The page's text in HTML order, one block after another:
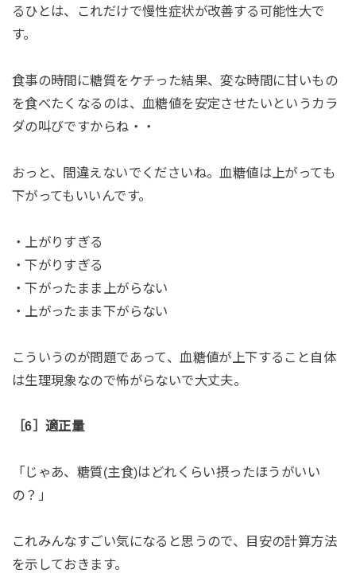
るひとは、これだけで慢性症状が改善する可能性大で
す。
食事の時間に糖質をケチった結果、変な時間に甘いもの
を食べたくなるのは、血糖値を安定させたいというカラ
ダの叫びですからね・・
おっと、間違えないでくださいね。血糖値は上がっても
下がってもいいんです。
・上がりすぎる
・下がりすぎる
・下がったまま上がらない
・上がったまま下がらない
こういうのが問題であって、血糖値が上下すること自体
は生理現象なので怖がらないで大丈夫。
［6］適正量
「じゃあ、糖質(主食)はどれくらい摂ったほうがいい
の？」
これみんなすごい気になると思うので、目安の計算方法
を示しておきます。